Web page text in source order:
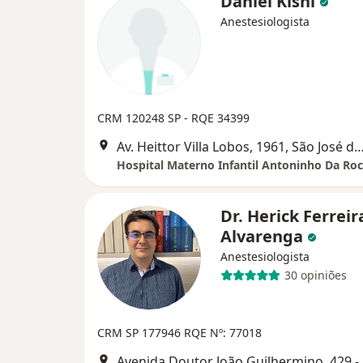
Anestesiologista
CRM 120248 SP - RQE 34399
Av. Heittor Villa Lobos,
Dr. Herick
Alvarenga
Anestesiologista
30 opiniões
CRM SP 177946 RQE Nº: 77018